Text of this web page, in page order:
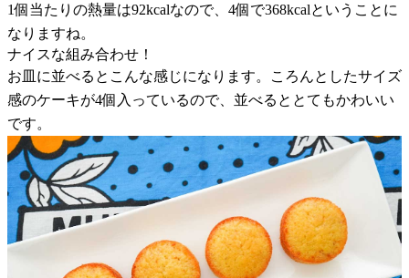
1個当たりの熱量は92kcalなので、4個で368kcalということに
なりますね。
ナイスな組み合わせ！
お皿に並べるとこんな感じになります。ころんとしたサイズ
感のケーキが4個入っているので、並べるととてもかわいい
です。